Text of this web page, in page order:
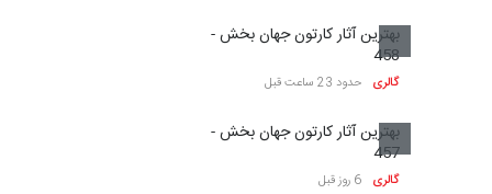
بهترین آثار کارتون جهان بخش -
458
گالری حدود 23 ساعت قبل
بهترین آثار کارتون جهان بخش -
457
گالری 6 روز قبل